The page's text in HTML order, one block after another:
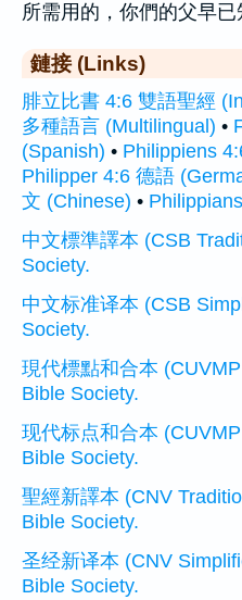
所需用的，你們的父早已
鏈接 (Links)
腓立比書 4:6 雙語聖經
多種語言 (Multilingual) •
(Spanish) • Philippiens
Philipper 4:6 德語
文 (Chinese) •
中文標準譯本 (CSB
Society.
中文标准译本 (CSB
Society.
現代標點和合本
Bible Society.
现代标点和合本
Bible Society.
聖經新譯本 (CNV
Bible Society.
圣经新译本 (CNV
Bible Society.